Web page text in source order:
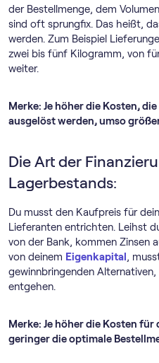
der Bestellmenge, dem
sind oft sprungfix. Das heißt,
werden. Zum Beispiel
zwei bis fünf Kilogramm, von
weiter.
Merke: Je höher die Kosten,
ausgelöst werden, umso
Die Art der
Lagerbestands:
Du musst den Kaufpreis für
Lieferanten entrichten. Leihst
von der Bank, kommen Zinsen
von deinem Eigenkapital ,
gewinnbringenden
entgehen.
Merke: Je höher die Kosten
geringer die optimale